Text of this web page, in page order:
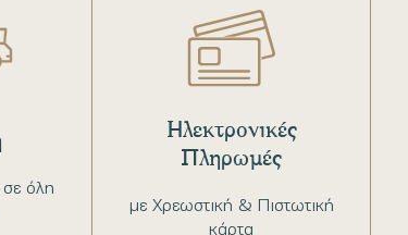
όλη
με Χρεωστική & Πιστωτική
κάρτα
Ηλεκτρονικές
Πληρωμές